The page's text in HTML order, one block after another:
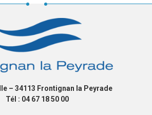
– 34113 Frontignan la Peyrade
Tél : 04 67 18 50 00